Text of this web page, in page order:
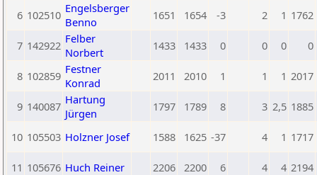
6 102510 Engelsberger
Benno
1651 1654 -3 2 1 1762
7 142922 Felber
Norbert
1433 1433 0 0 0 0
8 102859 Festner
Konrad
2011 2010 1 1 1 2017
9 140087 Hartung
Jürgen
1797 1789 8 3 2,5 1885
10 105503 Holzner Josef 1588 1625 -37 4 1 1717
11 105676 Huch Reiner 2206 2200 6 4 4 2194